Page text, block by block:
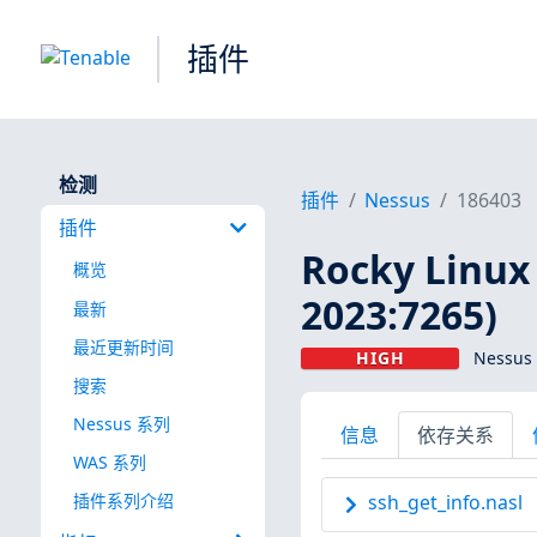
插件
检测
插件
概览
最新
最近更新时间
搜索
Nessus 系列
WAS 系列
插件系列介绍
插件 Nessus 186403
Rocky
2023:7265)
HIGH Nessus
信息 依存关系
ssh_get_info.nasl